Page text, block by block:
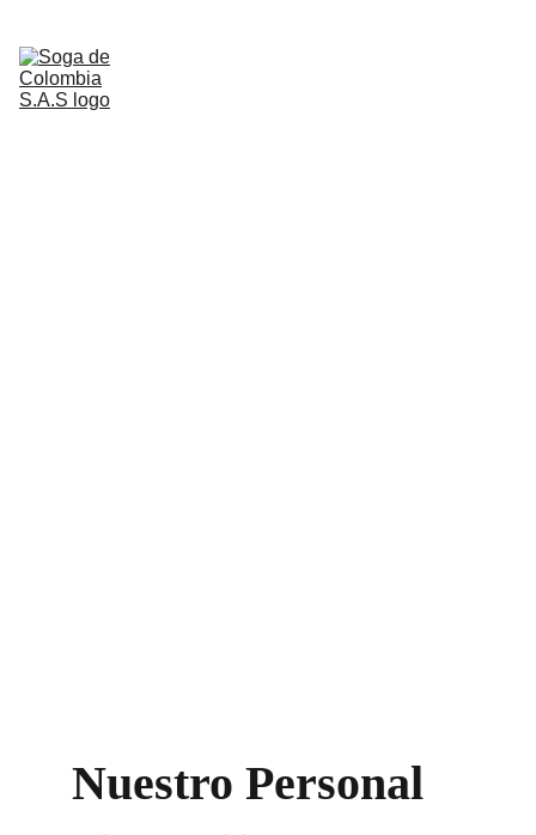
Nuestro Personal